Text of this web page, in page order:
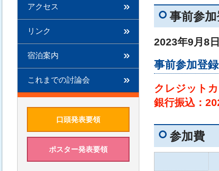
アクセス
リンク
宿泊案内
これまでの討論会
口頭発表要領
ポスター発表要領
事前参
2023年9月8
事前参加登
クレジット
銀行振込：
参加費